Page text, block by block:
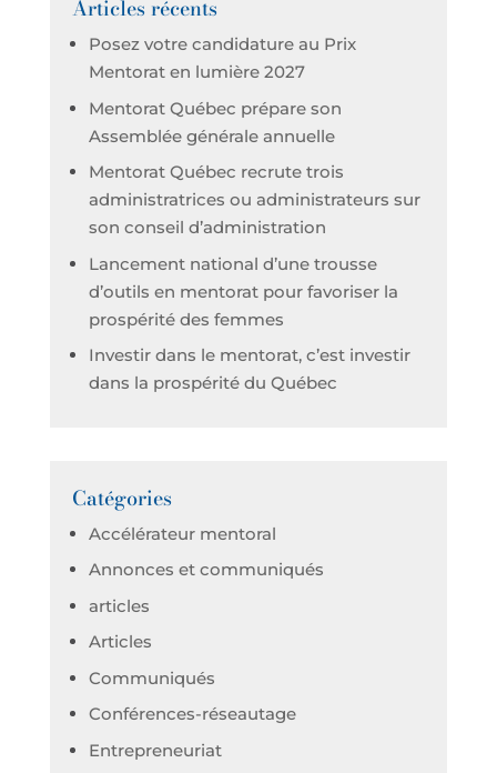
Articles récents
Posez votre candidature au Prix
Mentorat en lumière 2027
Mentorat Québec prépare son
Assemblée générale annuelle
Mentorat Québec recrute trois
administratrices ou administrateurs sur
son conseil d’administration
Lancement national d’une trousse
d’outils en mentorat pour favoriser la
prospérité des femmes
Investir dans le mentorat, c’est investir
dans la prospérité du Québec
Catégories
Accélérateur mentoral
Annonces et communiqués
articles
Articles
Communiqués
Conférences-réseautage
Entrepreneuriat